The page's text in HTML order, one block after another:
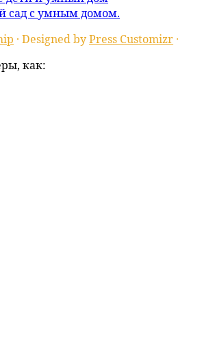
сад с умным домом.
· Designed byPress Customizr ·
как: